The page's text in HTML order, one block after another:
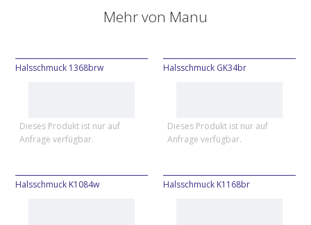
Mehr von Manu
Halsschmuck 1368brw
Dieses Produkt ist nur auf
Anfrage verfügbar.
Halsschmuck GK34br
Dieses Produkt ist nur auf
Anfrage verfügbar.
Halsschmuck K1084w Halsschmuck K1168br